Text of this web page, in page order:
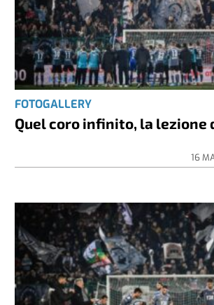
FOTOGALLERY
Quel coro infinito, la lezione
16